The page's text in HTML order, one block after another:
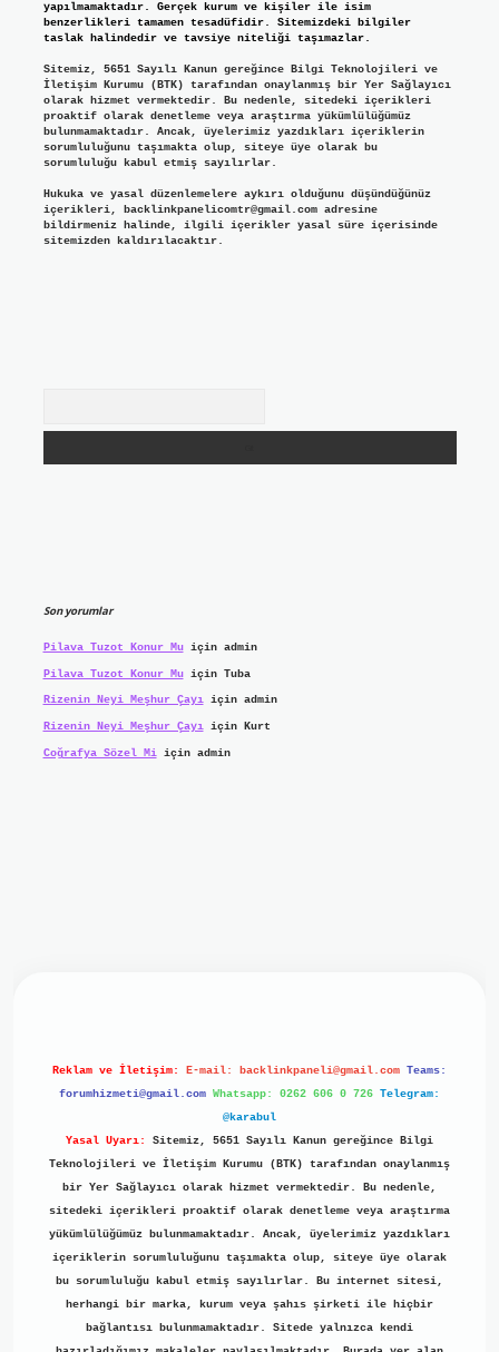
yapılmamaktadır. Gerçek kurum ve kişiler ile isim
benzerlikleri tamamen tesadüfidir. Sitemizdeki bilgiler
taslak halindedir ve tavsiye niteliği taşımazlar.
Sitemiz, 5651 Sayılı Kanun gereğince Bilgi Teknolojileri ve
İletişim Kurumu (BTK) tarafından onaylanmış bir Yer Sağlayıcı
olarak hizmet vermektedir. Bu nedenle, sitedeki içerikleri
proaktif olarak denetleme veya araştırma yükümlülüğümüz
bulunmamaktadır. Ancak, üyelerimiz yazdıkları içeriklerin
sorumluluğunu taşımakta olup, siteye üye olarak bu
sorumluluğu kabul etmiş sayılırlar.
Hukuka ve yasal düzenlemelere aykırı olduğunu düşündüğünüz
içerikleri, backlinkpanelicomtr@gmail.comadresine
bildirmeniz halinde, ilgili içerikler yasal süre içerisinde
sitemizden kaldırılacaktır.
Son yorumlar
Pilava Tuzot Konur Muiçin admin
Pilava Tuzot Konur Muiçin Tuba
Rizenin Neyi Meşhur Çayıiçin admin
Rizenin Neyi Meşhur Çayıiçin Kurt
Coğrafya Sözel Miiçin admin
Reklam ve İletişim: E-mail: backlinkpaneli@gmail.com Teams:
forumhizmeti@gmail.com Whatsapp: 0262 606 0 726 Telegram:
@karabul
Yasal Uyarı:
Sitemiz, 5651 Sayılı Kanun gereğince Bilgi
Teknolojileri ve İletişim Kurumu (BTK) tarafından onaylanmış
bir Yer Sağlayıcı olarak hizmet vermektedir. Bu nedenle,
sitedeki içerikleri proaktif olarak denetleme veya araştırma
yükümlülüğümüz bulunmamaktadır. Ancak, üyelerimiz yazdıkları
içeriklerin sorumluluğunu taşımakta olup, siteye üye olarak
bu sorumluluğu kabul etmiş sayılırlar. Bu internet sitesi,
herhangi bir marka, kurum veya şahıs şirketi ile hiçbir
bağlantısı bulunmamaktadır. Sitede yalnızca kendi